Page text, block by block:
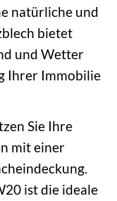
natürliche und
bietet
und Wetter
Ihrer Immobilie
Sie Ihre
mit einer
ist die ideale